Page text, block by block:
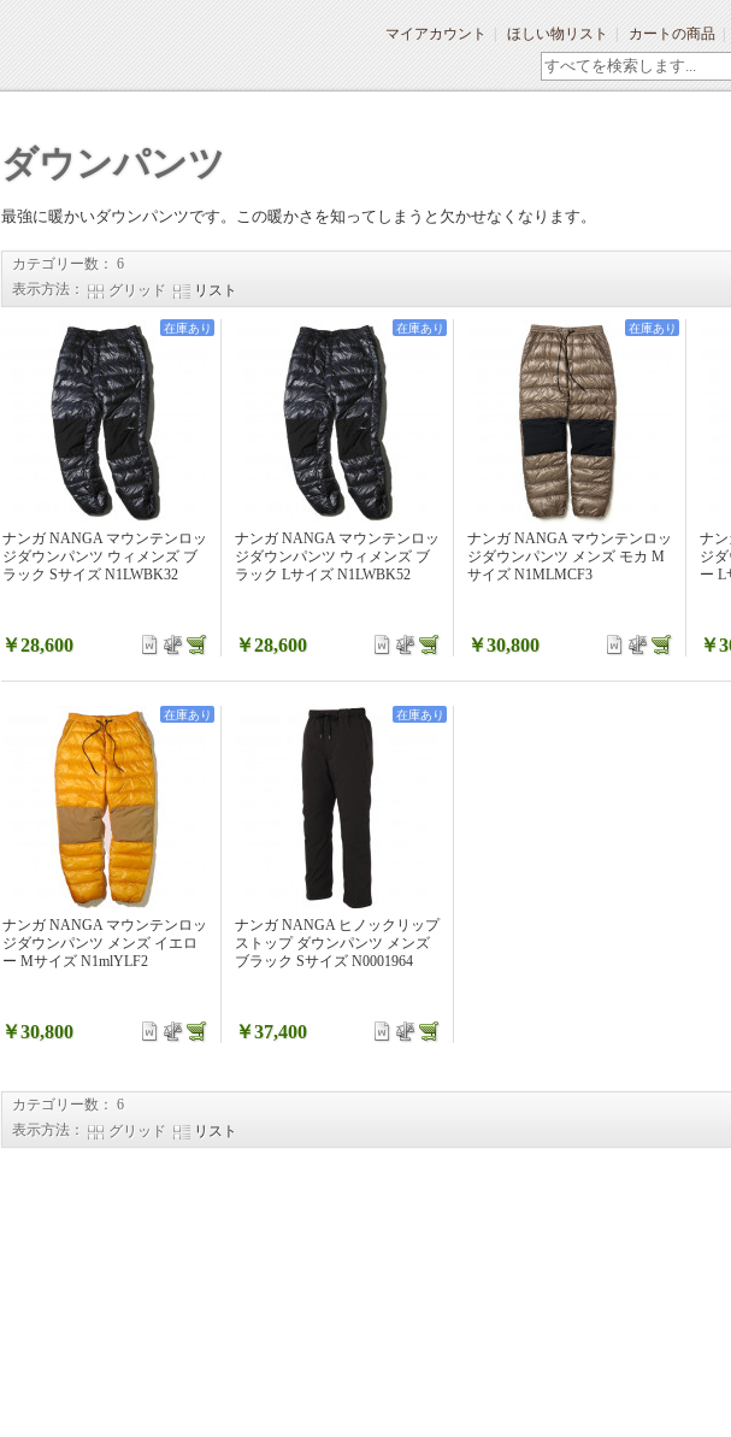
マイアカウント ほしい物リスト カートの商品
ダウンパンツ
最強に暖かいダウンパンツです。この暖かさを知ってしまうと欠かせなくなります。
カテゴリー数： 6
表示方法：
グリッド リスト
ナンガ NANGA マウンテンロッ
ジダウンパンツ ウィメンズ ブ
ラック Sサイズ N1LWBK32
￥28,600
在庫あり
ナンガ NANGA マウンテンロッ
ジダウンパンツ ウィメンズ ブ
ラック Lサイズ N1LWBK52
￥28,600
在庫あり
ナンガ NANGA マウンテンロッ
ジダウンパンツ メンズ モカ M
サイズ N1MLMCF3
￥30,800
在庫あり
ナ
ジ
ー L
￥
ナンガ NANGA マウンテンロッ
ジダウンパンツ メンズ イエロ
ー Mサイズ N1mlYLF2
￥30,800
在庫あり
ナンガ NANGA ヒノックリップ
ストップ ダウンパンツ メンズ
ブラック Sサイズ N0001964
￥37,400
在庫あり
カテゴリー数： 6
表示方法：
グリッド リスト